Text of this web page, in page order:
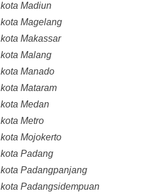
Madiun
Magelang
Makassar
Malang
Manado
Mataram
Medan
Metro
Mojokerto
Padang
Padangpanjang
Padangsidempuan